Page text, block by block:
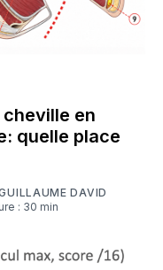
en
quelle place
DAVID
: 30 min